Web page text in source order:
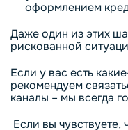
оформлением
Даже один из этих
рискованной
Если у вас есть
рекомендуем
каналы – мы всегда
Если вы чувствуете,